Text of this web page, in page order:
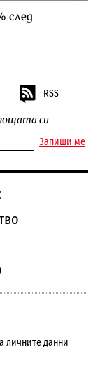
след
RSS
си
Запиши ме
личните данни